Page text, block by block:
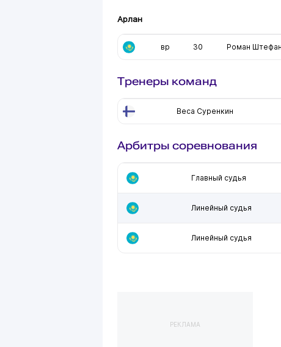
Арлан
вр 30 Роман Штефан
Тренеры команд
Веса Суренкин
Арбитры соревнования
Главный судья
Линейный судья
Линейный судья
РЕКЛАМА